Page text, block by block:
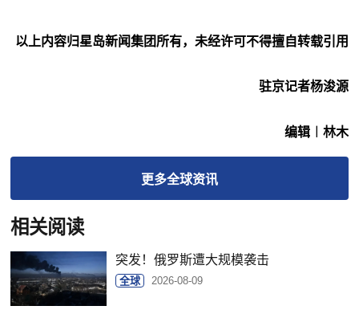
以上内容归星岛新闻集团所有，未经许可不得擅自转载引用
驻京记者杨浚源
编辑︱林木
更多全球资讯
相关阅读
突发！俄罗斯遭大规模袭击
全球 2026-08-09